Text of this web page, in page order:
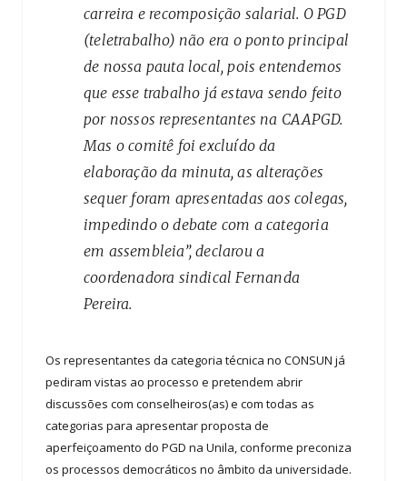
carreira e recomposição salarial. O PGD
(teletrabalho) não era o ponto principal
de nossa pauta local, pois entendemos
que esse trabalho já estava sendo feito
por nossos representantes na CAAPGD.
Mas o comitê foi excluído da
elaboração da minuta, as alterações
sequer foram apresentadas aos colegas,
impedindo o debate com a categoria
em assembleia”, declarou a
coordenadora sindical Fernanda
Pereira.
Os representantes da categoria técnica no CONSUN já
pediram vistas ao processo e pretendem abrir
discussões com conselheiros(as) e com todas as
categorias para apresentar proposta de
aperfeiçoamento do PGD na Unila, conforme preconiza
os processos democráticos no âmbito da universidade.